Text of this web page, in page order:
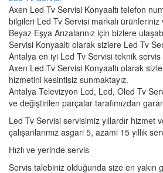
Axen Led Tv Servisi Konyaaltı telefon
bilgileri Led Tv Servisi markalı
Beyaz Eşya Arızalarınız için bizlere
Servisi Konyaaltı olarak sizlere Led Tv
Antalya en iyi Led Tv Servisi teknik
Axen Led Tv Servisi Konyaaltı olarak
hizmetini kesintisiz sunmaktayız.
Antalya Televizyon Lcd, Led, Oled Tv
ve değiştirilen parçalar tarafımızdan
Led Tv Servisi servisimiz yıllardır hizmet
çalışanlarımız asgari 5, azami 15 yıllık
Hızlı ve yerinde servis
Servis talebiniz olduğunda size en yakın